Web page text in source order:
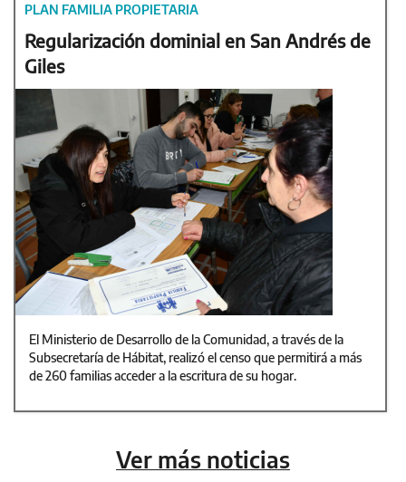
PLAN FAMILIA PROPIETARIA
Regularización dominial en San Andrés de
Giles
El Ministerio de Desarrollo de la Comunidad, a través de la
Subsecretaría de Hábitat, realizó el censo que permitirá a más
de 260 familias acceder a la escritura de su hogar.
Ver más noticias